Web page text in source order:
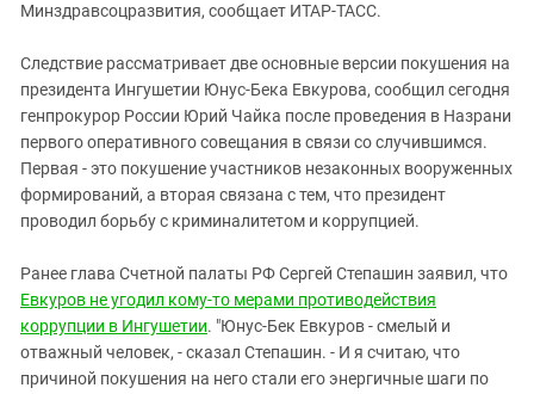
Минздравсоцразвития, сообщает ИТАР-ТАСС.
Следствие рассматривает две основные версии покушения на
президента Ингушетии Юнус-Бека Евкурова, сообщил сегодня
генпрокурор России Юрий Чайка после проведения в Назрани
первого оперативного совещания в связи со случившимся.
Первая - это покушение участников незаконных вооруженных
формирований, а вторая связана с тем, что президент
проводил борьбу с криминалитетом и коррупцией.
Ранее глава Счетной палаты РФ Сергей Степашин заявил, что
Евкуров не угодил кому-то мерами противодействия
коррупции в Ингушетии. "Юнус-Бек Евкуров - смелый и
отважный человек, - сказал Степашин. - И я считаю, что
причиной покушения на него стали его энергичные шаги по